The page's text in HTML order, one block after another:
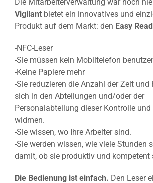
Die Mitarbeiterverwaltung war noch
Vigilant bietet ein innovatives und
Produkt auf dem Markt: den Easy
-NFC-Leser
-Sie müssen kein Mobiltelefon
-Keine Papiere mehr
-Sie reduzieren die Anzahl der Zeit und
sich in den Abteilungen und/oder der
Personalabteilung dieser Kontrolle und
widmen.
-Sie wissen, wo Ihre Arbeiter sind.
-Sie werden wissen, wie viele Stunden
damit, ob sie produktiv und kompetent
Die Bedienung ist einfach. Den Leser